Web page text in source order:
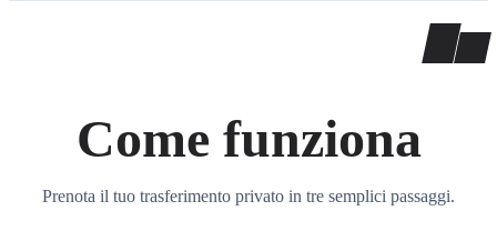
Come funziona
Prenota il tuo trasferimento privato in tre semplici passaggi.